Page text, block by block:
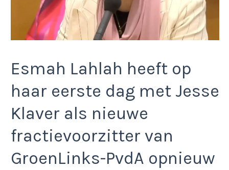
Esmah Lahlah heeft op
haar eerste dag met Jesse
Klaver als nieuwe
fractievoorzitter van
GroenLinks-PvdA opnieuw